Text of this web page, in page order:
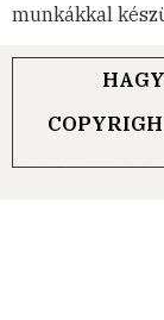
munkákkal